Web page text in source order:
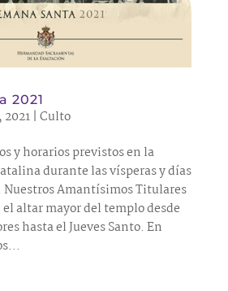
2021
2021| Culto
y horarios previstos en la
durante las vísperas y días
Nuestros Amantísimos Titulares
altar mayor del templo desde
hasta el Jueves Santo. En